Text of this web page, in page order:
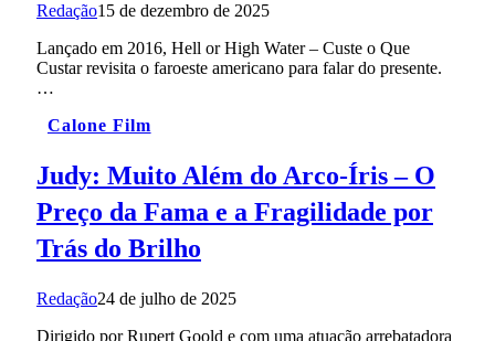
Redação15 de dezembro de 2025
Lançado em 2016, Hell or High Water – Custe o Que
Custar revisita o faroeste americano para falar do presente.
…
Calone Film
Judy: Muito Além do Arco‑Íris – O
Preço da Fama e a Fragilidade por
Trás do Brilho
Redação24 de julho de 2025
Dirigido por Rupert Goold e com uma atuação arrebatadora